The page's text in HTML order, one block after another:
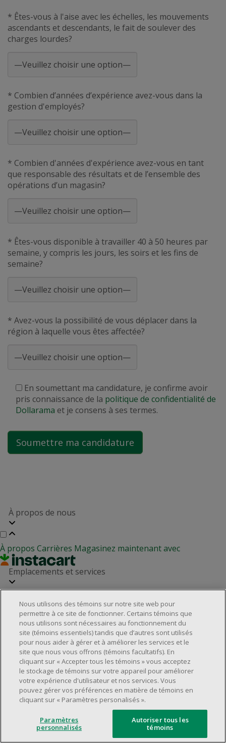
* Êtes-vous à l'aise avec les échelles, les mouvements
ascendants et descendants, le fait de soulever des
charges lourdes?
* Combien d’années d’expérience avez-vous dans la
gestion d'employés?
* Combien d'années d'expérience avez-vous en tant
que responsable des résultats et de l’ensemble des
opérations d’un magasin?
* Êtes-vous disponible à travailler 40 à 50 heures par
semaine, y compris les jours, les soirs et les fins de
semaine?
* Avez-vous la possibilité de vous déplacer dans la
région à laquelle vous êtes affectée?
En soumettant ma candidature, je confirme avoir
pris connaissance de la politique de confidentialité de
Dollarama et je consens à ses termes.
À propos de nous
À propos Carrières Magasinez maintenant avec
Emplacements et services
Localisateur de magasinsRelation avec les investisseurs
Partenaires immobiliers
Service à la clientèle
Foire aux questionsRappels de produitsNous joindre
Gestion des témoins
©2025 Dollarama Inc. Tous droits réservés.
Aspects juridiques
Politique d'accessibilité
Nous utilisons des témoins sur notre site web pour
permettre à ce site de fonctionner. Certains témoins que
nous utilisons sont nécessaires au fonctionnement du
site (témoins essentiels) tandis que d’autres sont utilisés
pour nous aider à gérer et à améliorer les services et le
site que nous vous offrons (témoins facultatifs). En
cliquant sur « Accepter tous les témoins » vous acceptez
le stockage de témoins sur votre appareil pour améliorer
votre expérience d'utilisateur et nos services. Vous
pouvez gérer vos préférences en matière de témoins en
cliquant sur « Paramètres personalisés ».
Paramètres
personnalisés
Autoriser tous les
témoins